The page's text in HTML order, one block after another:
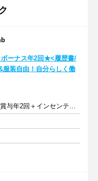
ボーナス年2回★<履歴書/
服装自由！自分らしく働
月給23～25万円 ＋賞与年2回＋インセンティブ＋交通費